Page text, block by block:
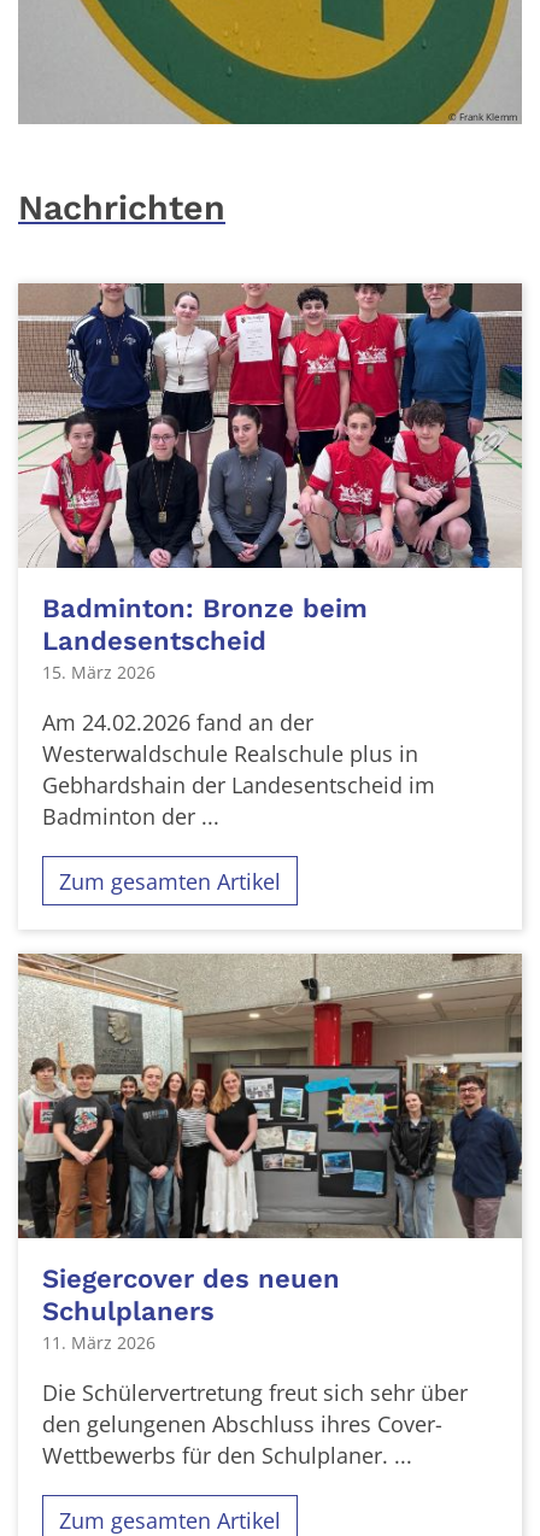
© Frank Klemm
Nachrichten
Badminton: Bronze beim
Landesentscheid
15. März 2026
Am 24.02.2026 fand an der
Westerwaldschule Realschule plus in
Gebhardshain der Landesentscheid im
Badminton der ...
Zum gesamten Artikel
Siegercover des neuen
Schulplaners
11. März 2026
Die Schülervertretung freut sich sehr über
den gelungenen Abschluss ihres Cover-
Wettbewerbs für den Schulplaner. ...
Zum gesamten Artikel